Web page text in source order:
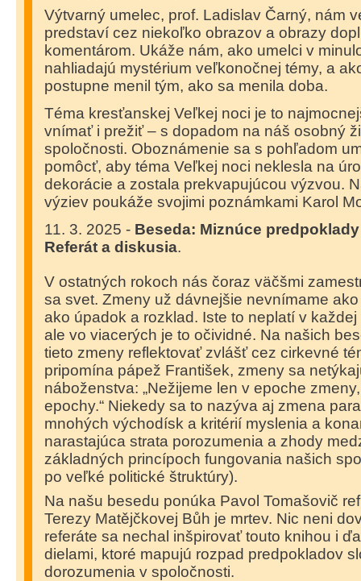
Výtvarný umelec, prof. Ladislav Čarný, nám
predstaví cez niekoľko obrazov a obrazy
komentárom. Ukáže nám, ako umelci v
nahliadajú mystérium veľkonočnej témy, a
postupne menil tým, ako sa menila doba.
Téma kresťanskej Veľkej noci je to
vnímať i prežiť – s dopadom na náš osobný
spoločnosti. Oboznámenie sa s pohľadom
pomôcť, aby téma Veľkej noci neklesla na
dekorácie a zostala prekvapujúcou výzvou.
výziev poukáže svojimi poznámkami Karol
11. 3. 2025 - Beseda: Miznúce
Referát a diskusia.
V ostatných rokoch nás čoraz väčšmi
sa svet. Zmeny už dávnejšie nevnímame
ako úpadok a rozklad. Iste to neplatí v
ale vo viacerých je to očividné. Na našich
tieto zmeny reflektovať zvlášť cez cirkevné
pripomína pápež František, zmeny sa
náboženstva: „Nežijeme len v epoche
epochy.“ Niekedy sa to nazýva aj zmena
mnohých východísk a kritérií myslenia a
narastajúca strata porozumenia a zhody
základných princípoch fungovania našich
po veľké politické štruktúry).
Na našu besedu ponúka Pavol Tomašovič
Terezy Matějčkovej Bůh je mrtev. Nic neni
referáte sa nechal inšpirovať touto knihou i
dielami, ktoré mapujú rozpad predpokladov
dorozumenia v spoločnosti.